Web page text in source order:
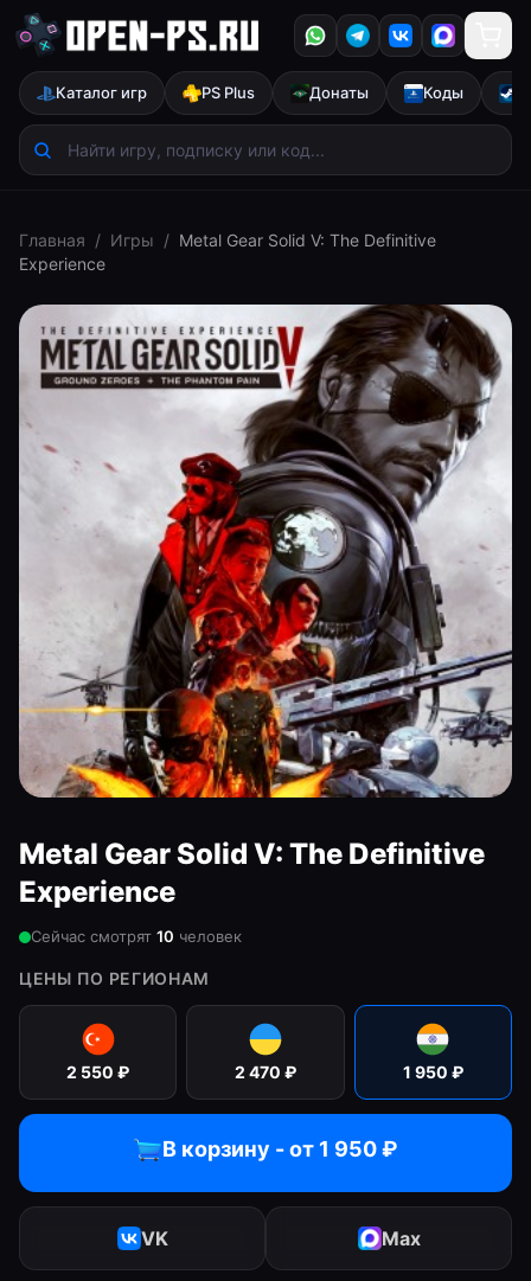
Каталог игр PS Plus Донаты Коды
Главная / Игры / Metal Gear Solid V: The Definitive
Experience
Metal Gear Solid V: The Definitive
Experience
Сейчас смотрят 10 человек
ЦЕНЫ ПО РЕГИОНАМ
2 550 ₽ 2 470 ₽ 1 950 ₽
В корзину - от 1 950₽
VK Max